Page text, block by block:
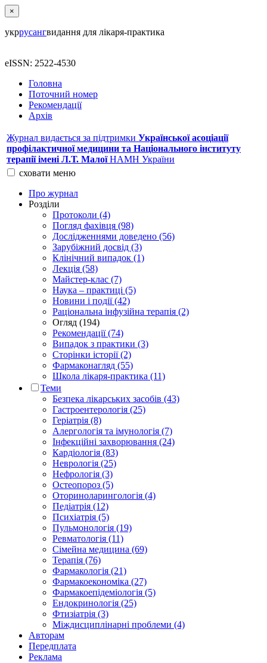
×
укррусангвидання для лікаря-практика
eISSN: 2522-4530
Головна
Поточний номер
Рекомендації
Архів
Журнал видається за підтримки Української асоціації
профілактичної медицини та Національного інституту
терапії імені Л.Т. МалоїНАМН України
сховати меню
Про журнал
Розділи
Протоколи (4)
Погляд фахівця (98)
Дослідженнями доведено (56)
Зарубіжний досвід (3)
Клінічний випадок (1)
Лекція (58)
Майстер-клас (7)
Наука – практиці (5)
Новини і події (42)
Раціональна інфузійна терапія (2)
Огляд (194)
Рекомендації (74)
Випадок з практики (3)
Сторінки історії (2)
Фармаконагляд (55)
Школа лікаря-практика (11)
Теми
Безпека лікарських засобів (43)
Гастроентерологія (25)
Геріатрія (8)
Алергологія та імунологія (7)
Інфекційні захворювання (24)
Кардіологія (83)
Неврологія (25)
Нефрологія (3)
Остеопороз (5)
Оториноларингологія (4)
Педіатрія (12)
Психіатрія (5)
Пульмонологія (19)
Ревматологія (11)
Сімейна медицина (69)
Терапія (76)
Фармакологія (21)
Фармакоекономіка (27)
Фармакоепідеміологія (5)
Ендокринологія (25)
Фтизіатрія (3)
Міждисциплінарні проблеми (4)
Авторам
Передплата
Реклама